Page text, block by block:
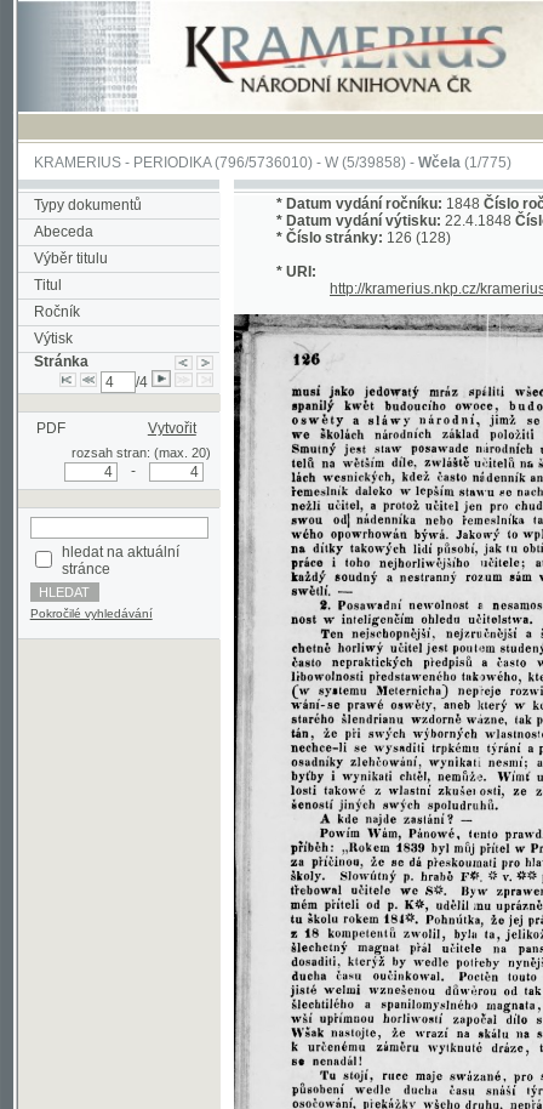
KRAMERIUS-PERIODIKA(796/5736010) -W(5/39858) -Wčela(1/775)
Typy dokumentů
Abeceda
Výběr titulu
Titul
Ročník
Výtisk
Stránka
PDF Vytvořit
rozsah stran: (max. 20)
stránce
Pokročilé vyhledávání
Datum vydání výtisku:22.4.1848Číslo
Číslo stránky:126 (128)
http://kramerius.nkp.cz/kramerius/